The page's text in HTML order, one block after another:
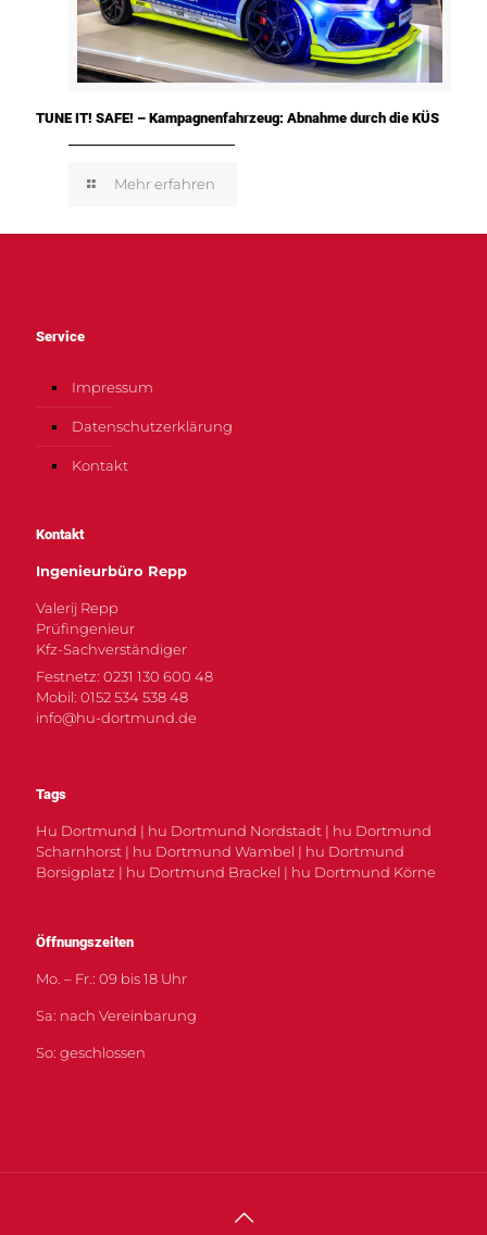
TUNE IT! SAFE! – Kampagnenfahrzeug: Abnahme durch die KÜS
Mehr erfahren
Service
Impressum
Datenschutzerklärung
Kontakt
Kontakt
Ingenieurbüro Repp
Valerij Repp
Prüfingenieur
Kfz-Sachverständiger
Festnetz: 0231 130 600 48
Mobil: 0152 534 538 48
info@hu-dortmund.de
Tags
Hu Dortmund | hu Dortmund Nordstadt | hu Dortmund
Scharnhorst | hu Dortmund Wambel | hu Dortmund
Borsigplatz | hu Dortmund Brackel | hu Dortmund Körne
Öffnungszeiten
Mo. – Fr.: 09 bis 18 Uhr
Sa: nach Vereinbarung
So: geschlossen